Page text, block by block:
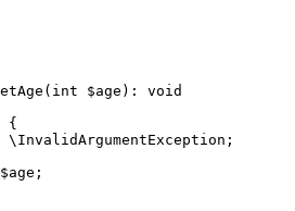
$age): void
{
\InvalidArgumentException;